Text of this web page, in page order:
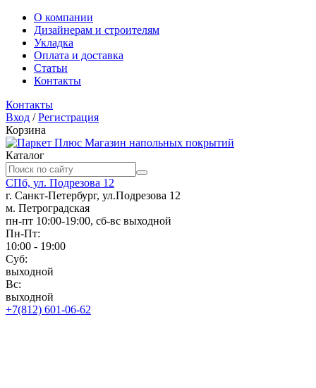
О компании
Дизайнерам и строителям
Укладка
Оплата и доставка
Статьи
Контакты
Контакты
Вход /Регистрация
Корзина
Магазин напольных покрытий
Каталог
СПб, ул. Подрезова 12
г. Санкт-Петербург, ул.Подрезова 12
м. Петроградская
пн-пт 10:00-19:00, сб-вс выходной
Пн-Пт:
10:00 - 19:00
Суб:
выходной
Вс:
выходной
+7(812) 601-06-62